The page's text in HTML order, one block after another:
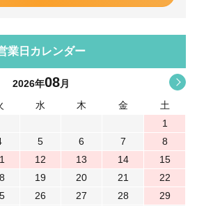
業日カレンダー
2026年08月
水 木 金
土
1
5 6 7
8
12 13 14
15
19 20 21
22
26 27 28
29